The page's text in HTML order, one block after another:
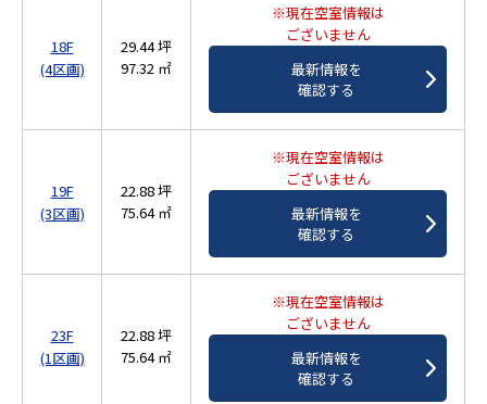
18F
(4区画)
29.44 坪
97.32 ㎡
※現在空室情報は
ございません
最新情報を
確認する
19F
(3区画)
22.88 坪
75.64 ㎡
※現在空室情報は
ございません
最新情報を
確認する
23F
(1区画)
22.88 坪
75.64 ㎡
※現在空室情報は
ございません
最新情報を
確認する